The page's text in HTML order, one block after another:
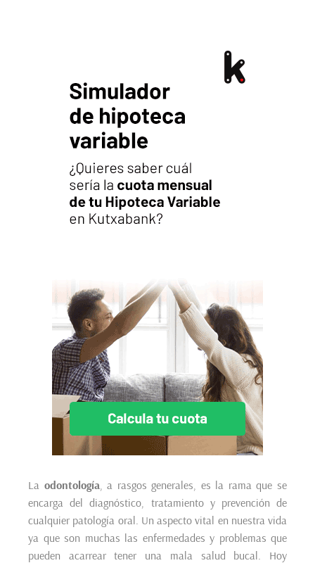
La odontología , a rasgos generales, es la rama que se
encarga del diagnóstico, tratamiento y prevención de
cualquier patología oral. Un aspecto vital en nuestra vida
ya que son muchas las enfermedades y problemas que
pueden acarrear tener una mala salud bucal. Hoy